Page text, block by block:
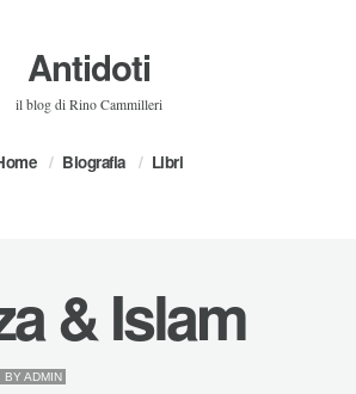
Antidoti
il blog di Rino Cammilleri
Biografia Libri
& Islam
BY ADMIN